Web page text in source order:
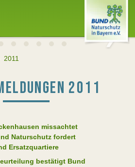
2011
2011
missachtet
Naturschutz fordert
Ersatzquartiere
bestätigt Bund